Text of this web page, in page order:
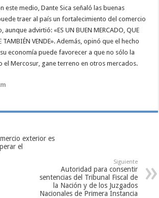
este medio, Dante Sica señaló las buenas
traer al país un fortalecimiento del comercio
advirtió: «ES UN BUEN MERCADO, QUE
TAMBIÉN VENDE». Además, opinó que el hecho
economía puede favorecer a que no sólo la
el Mercosur, gane terreno en otros mercados.
exterior es
el
Siguiente
Autoridad para consentir
sentencias del Tribunal Fiscal de
la Nación y de los Juzgados
Nacionales de Primera Instancia